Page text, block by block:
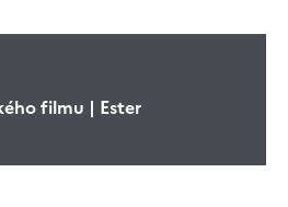
filmu | Ester